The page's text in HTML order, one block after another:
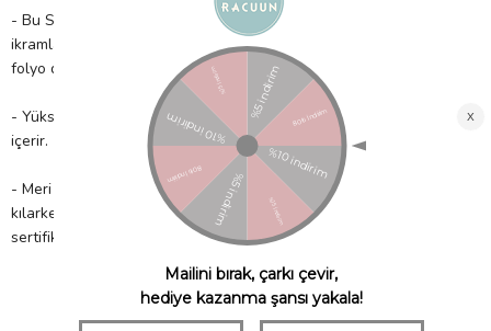
- Bu Stegosaurus tabakları, dinozor temalı partinizde Jurassic
ikramlarını sergilemek için mükemmel! Parlak renkleri ve bakır
folyo detayları ile partinizi dinozorlar istila edecek!
- Yüksek kaliteli kağıttan üretilmiştir. 2 adet boyama posteri
içerir.
- Meri Meri, eşsiz parti malzemeleri ile partinizi benzersiz
kılarken çocuklarımıza güvenli bir gelecek sağlamak için FSC™
sertifikalı kâğıt kullanır!